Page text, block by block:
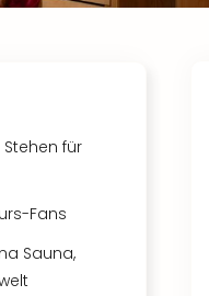
Stehen für
Fans
Sauna,